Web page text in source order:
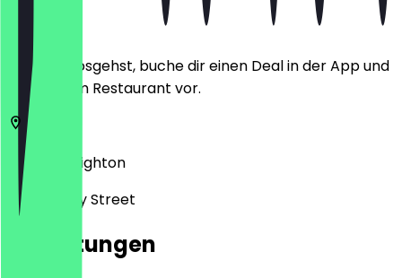
Ort
Bevor du losgehst, buche dir einen Deal in der App und
zeige ihn im Restaurant vor.
BN1 4EN
Brighton
8-9 Sydney Street
Bewertungen